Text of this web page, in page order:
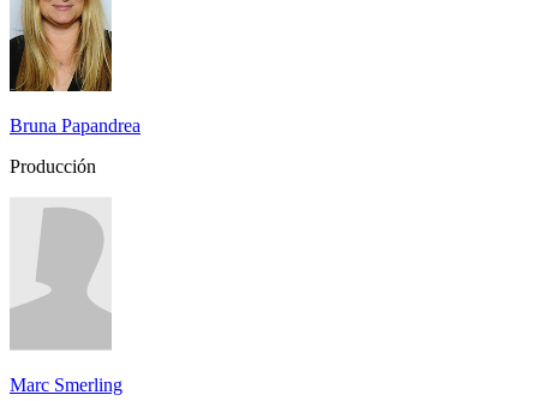
Bruna Papandrea
Producción
Marc Smerling